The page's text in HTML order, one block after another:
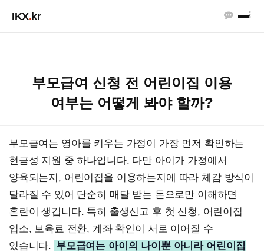
IKX.kr
부모급여 신청 전 어린이집 이용
여부는 어떻게 봐야 할까?
부모급여는 영아를 키우는 가정이 가장 먼저 확인하는
현금성 지원 중 하나입니다. 다만 아이가 가정에서
양육되는지, 어린이집을 이용하는지에 따라 체감 방식이
달라질 수 있어 단순히 매달 받는 돈으로만 이해하면
혼란이 생깁니다. 특히 출생신고 후 첫 신청, 어린이집
입소, 보육료 전환, 계좌 확인이 서로 이어질 수
있습니다. 부모급여는 아이의 나이뿐 아니라 어린이집